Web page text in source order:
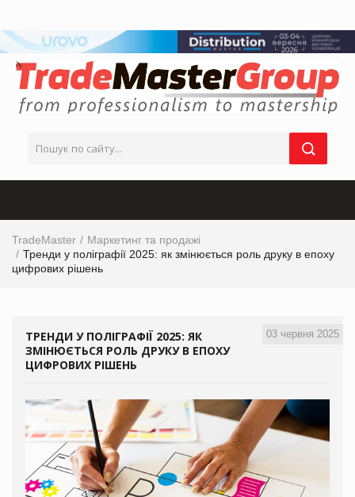
TradeMaster
Маркетинг та продажі
Тренди у поліграфії 2025: як змінюється роль друку в епоху
цифрових рішень
03 червня 2025
ТРЕНДИ У ПОЛІГРАФІЇ 2025: ЯК
ЗМІНЮЄТЬСЯ РОЛЬ ДРУКУ В ЕПОХУ
ЦИФРОВИХ РІШЕНЬ